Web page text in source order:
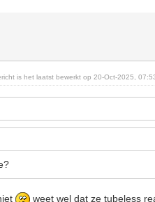
is het laatst bewerkt op 20-Oct-2025,
weet wel dat ze tubeless